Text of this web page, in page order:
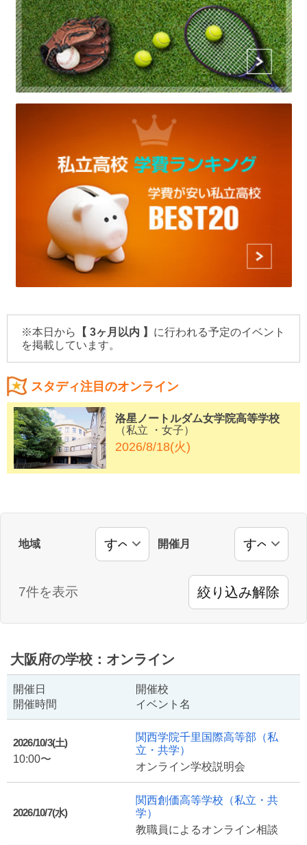
※本日から 【 3ヶ月以内 】 に行われる予定のイベント
を掲載しています。
スタディ注目のオンライン
洛星ノートルダム女学院高等学校
（私立 ・女子）
2026/8/18(火)
地域 開催月
絞り込み解除
7件を表示
大阪府の学校：オンライン
開催日
開催時間
開催校
イベント名
2026/10/3(土)
10:00〜
関西学院千里国際高等部 （私
立・共学）
オンライン学校説明会
2026/10/7(水)
関西創価高等学校 （私立・共
学）
教職員によるオンライン相談